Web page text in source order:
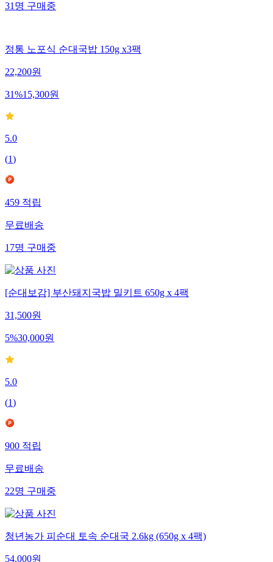
31 명 구매중
정통 노포식 순대국밥 150g x3팩
22,200원
31%15,300원
5.0
(1)
459 적립
무료배송
17명 구매중
[순대보감] 부산돼지국밥 밀키트 650g x 4팩
31,500원
5%30,000원
5.0
(1)
900 적립
무료배송
22명 구매중
청년농가 피순대 토속 순대국 2.6kg (650g x 4팩)
54,000원